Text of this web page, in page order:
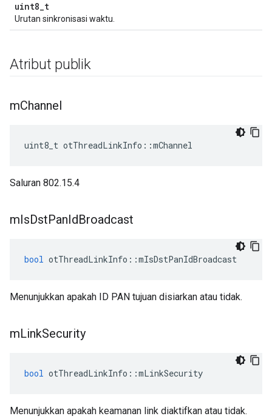
uint8_t
Urutan sinkronisasi waktu.
Atribut publik
mChannel
uint8_t otThreadLinkInfo ::mChannel
Saluran 802.15.4
mIsDstPanIdBroadcast
bool otThreadLinkInfo ::mIsDstPanIdBroadcast
Menunjukkan apakah ID PAN tujuan disiarkan atau tidak.
mLinkSecurity
bool otThreadLinkInfo ::mLinkSecurity
Menunjukkan apakah keamanan link diaktifkan atau tidak.